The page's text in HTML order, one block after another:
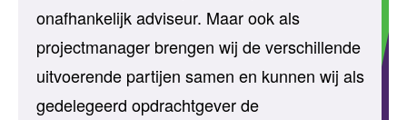
onafhankelijk adviseur. Maar ook als
projectmanager brengen wij de verschillende
uitvoerende partijen samen en kunnen wij als
gedelegeerd opdrachtgever de